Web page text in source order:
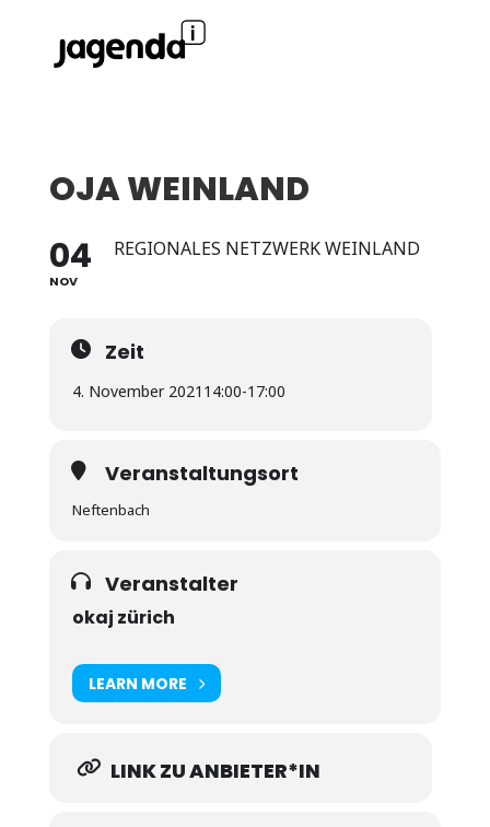
OJA WEINLAND
04
NOV
REGIONALES NETZWERK WEINLAND
Zeit
4. November 2021 14:00-17:00
Veranstaltungsort
Neftenbach
Veranstalter
okaj zürich
LEARN MORE
LINK ZU ANBIETER*IN